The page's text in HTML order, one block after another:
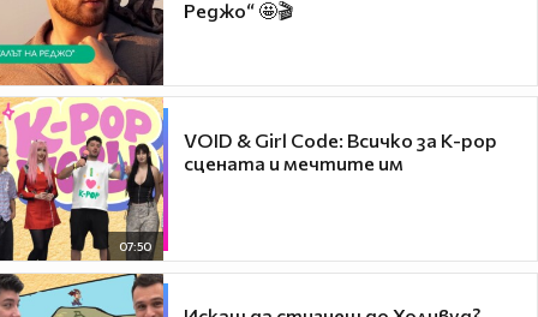
Реджо“ 🤩🎬
07:50
VOID & Girl Code: Всичко за K-pop
сцената и мечтите им